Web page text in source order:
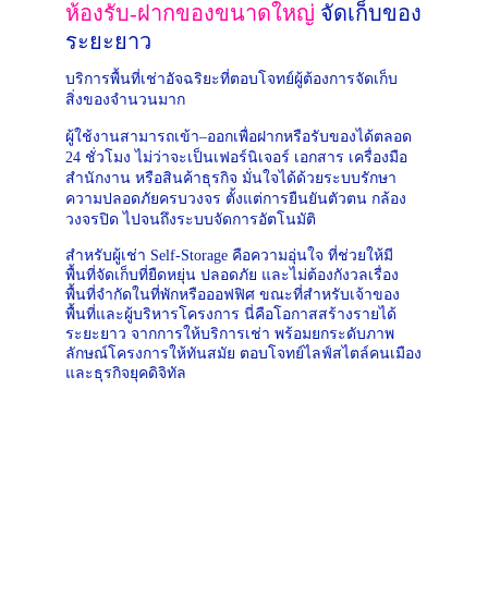
ห้องรับ-ฝากของขนาดใหญ่ จัดเก็บของ
ระยะยาว
บริการพื้นที่เช่าอัจฉริยะที่ตอบโจทย์ผู้ต้องการจัดเก็บ
สิ่งของจำนวนมาก
ผู้ใช้งานสามารถเข้า–ออกเพื่อฝากหรือรับของได้ตลอด
24 ชั่วโมง ไม่ว่าจะเป็นเฟอร์นิเจอร์ เอกสาร เครื่องมือ
สำนักงาน หรือสินค้าธุรกิจ มั่นใจได้ด้วยระบบรักษา
ความปลอดภัยครบวงจร ตั้งแต่การยืนยันตัวตน กล้อง
วงจรปิด ไปจนถึงระบบจัดการอัตโนมัติ
สำหรับผู้เช่า Self-Storage คือความอุ่นใจ ที่ช่วยให้มี
พื้นที่จัดเก็บที่ยืดหยุ่น ปลอดภัย และไม่ต้องกังวลเรื่อง
พื้นที่จำกัดในที่พักหรือออฟฟิศ ขณะที่สำหรับเจ้าของ
พื้นที่และผู้บริหารโครงการ นี่คือโอกาสสร้างรายได้
ระยะยาว จากการให้บริการเช่า พร้อมยกระดับภาพ
ลักษณ์โครงการให้ทันสมัย ตอบโจทย์ไลฟ์สไตล์คนเมือง
และธุรกิจยุคดิจิทัล